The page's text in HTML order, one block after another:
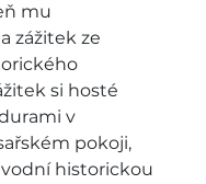
mu
zážitek ze
si hosté
v
pokoji,
historickou